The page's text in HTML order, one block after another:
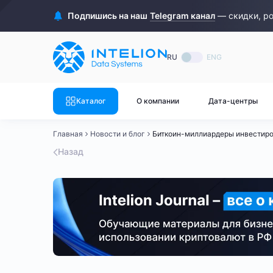
Подпишись на наш Telegram канал — скидки,
RU ENG
Каталог О компании Дата-центры
ASIC майнеры
Bitmain
Innosilicon
Iceriver
Смотреть весь каталог
Готовый
Готовый
Готовый
Готовый
Готовый
Главная Новости и блог Биткоин-миллиардеры
Назад